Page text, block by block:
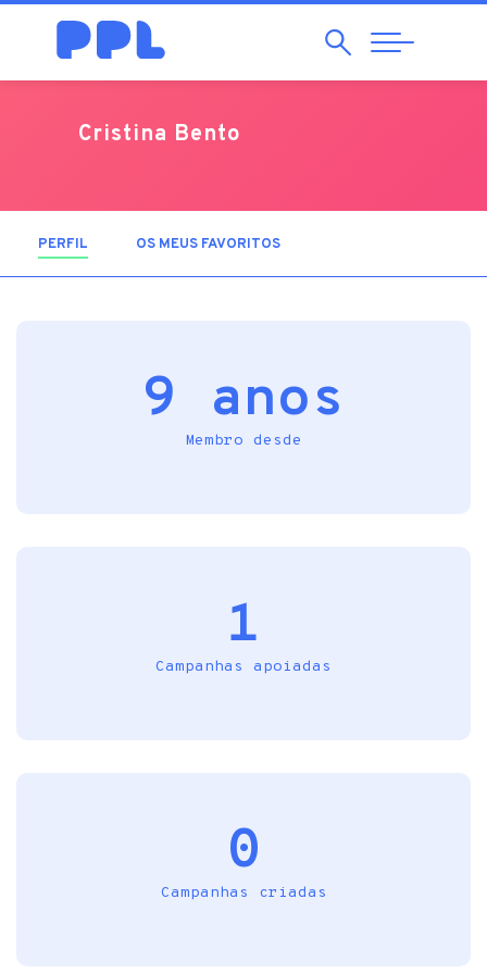
Pesquisar
Abrir
Navegação
Cristina Bento
PERFIL (SEPARADOR ATIVO)
OS MEUS FAVORITOS
9 anos
Membro desde
1
Campanhas apoiadas
0
Campanhas criadas